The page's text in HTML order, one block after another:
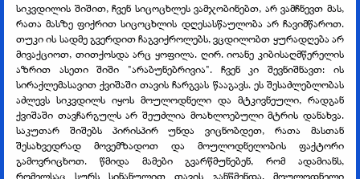
სიკვდილის შიშით, ჩვენ სიცოცხლეს ვამჯობინებთ, არ ვამჩნევთ მას,
რათა მასზე ფიქრით სიცოცხლის დღესასწაულობა არ ჩავიმწაროთ.
თუკი ის სადმე გვერდით ჩაგვიქროლებს, ვცდილობთ ყურადღება არ
მივაქციოთ, თითქოსდა არც ყოფილა. ღირ. იოანე კიბისაღმწერელის
აზრით ასეთი შიში "არაბუნებრივია". ჩვენ კი შევნიშნავთ: ის
სირაქლემასავით ქვიშაში თავის ჩარგვას წააგავს. ეს შესაძლებლობას
აძლევს სიკვდილს იყოს მოულოდნელი და მტკივნეული, რადგან
ქვიშაში თავჩარგულს არ შეუძლია მოახლოებული მტრის დანახვა.
საკუთარ შიშებს პირისპირ უნდა ვიცნობდეთ, რათა მასთან
შესახვედრად მოვემზადოთ და მოულოდნელობის ფაქტორი
გამოვრიცხოთ. წმიდა მამები გვარწმუნებენ, რომ ადამიანს,
რომელსაც სურს სინანულით თავის განწმენდა, მოულოდნელი